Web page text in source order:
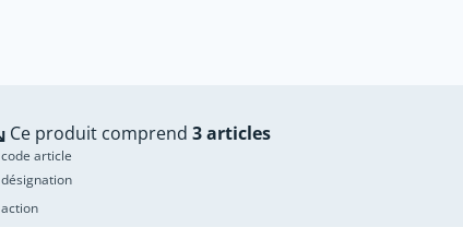
Ce produit comprend 3 articles
code article
désignation
action